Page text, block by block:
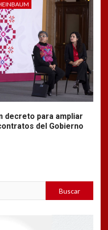
decreto para ampliar
del Gobierno